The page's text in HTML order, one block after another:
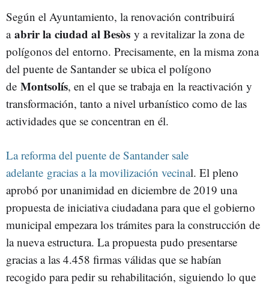
Según el Ayuntamiento, la renovación contribuirá
a abrir la ciudad al Besòs y a revitalizar la zona de
polígonos del entorno. Precisamente, en la misma zona
del puente de Santander se ubica el polígono
de Montsolís, en el que se trabaja en la reactivación y
transformación, tanto a nivel urbanístico como de las
actividades que se concentran en él.
La reforma del puente de Santander sale
adelante gracias a la movilización vecinal. El pleno
aprobó por unanimidad en diciembre de 2019 una
propuesta de iniciativa ciudadana para que el gobierno
municipal empezara los trámites para la construcción de
la nueva estructura. La propuesta pudo presentarse
gracias a las 4.458 firmas válidas que se habían
recogido para pedir su rehabilitación, siguiendo lo que